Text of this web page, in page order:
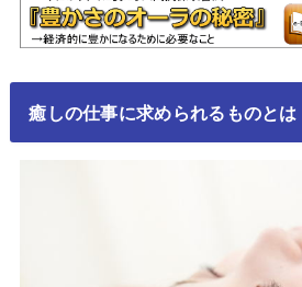
癒しの仕事に求められるものとは